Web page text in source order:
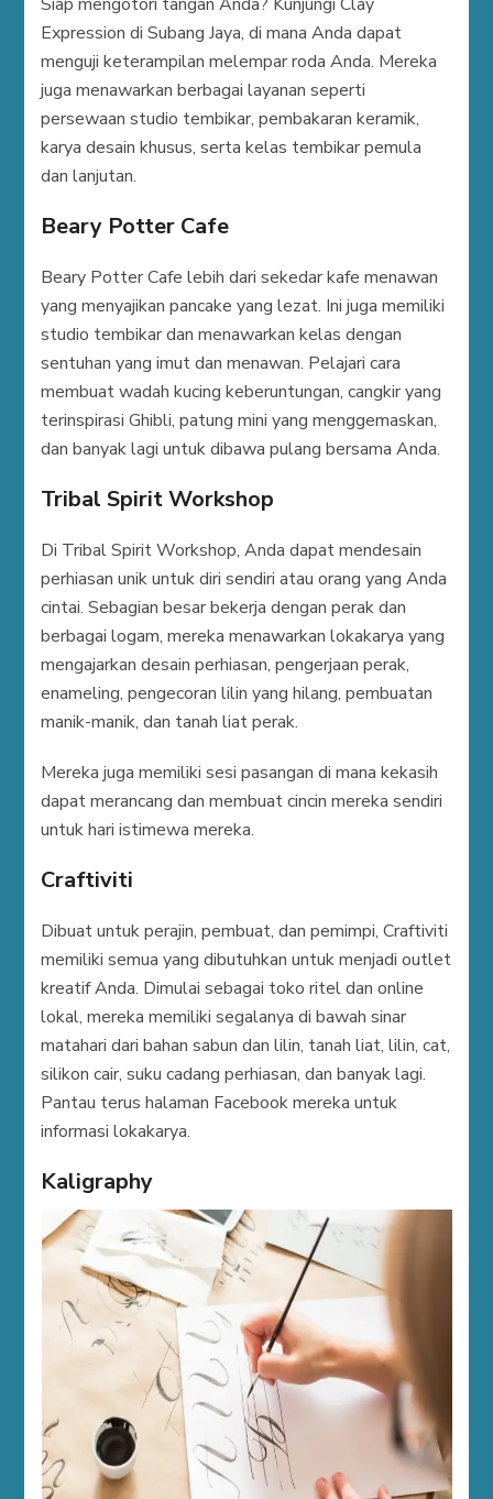
Expression di Subang Jaya, di mana Anda dapat
menguji keterampilan melempar roda Anda. Mereka
juga menawarkan berbagai layanan seperti
persewaan studio tembikar, pembakaran keramik,
karya desain khusus, serta kelas tembikar pemula
dan lanjutan.
Beary Potter Cafe
Beary Potter Cafe lebih dari sekedar kafe menawan
yang menyajikan pancake yang lezat. Ini juga memiliki
studio tembikar dan menawarkan kelas dengan
sentuhan yang imut dan menawan. Pelajari cara
membuat wadah kucing keberuntungan, cangkir yang
terinspirasi Ghibli, patung mini yang menggemaskan,
dan banyak lagi untuk dibawa pulang bersama Anda.
Tribal Spirit Workshop
Di Tribal Spirit Workshop, Anda dapat mendesain
perhiasan unik untuk diri sendiri atau orang yang Anda
cintai. Sebagian besar bekerja dengan perak dan
berbagai logam, mereka menawarkan lokakarya yang
mengajarkan desain perhiasan, pengerjaan perak,
enameling, pengecoran lilin yang hilang, pembuatan
manik-manik, dan tanah liat perak.
Mereka juga memiliki sesi pasangan di mana kekasih
dapat merancang dan membuat cincin mereka sendiri
untuk hari istimewa mereka.
Craftiviti
Dibuat untuk perajin, pembuat, dan pemimpi, Craftiviti
memiliki semua yang dibutuhkan untuk menjadi outlet
kreatif Anda. Dimulai sebagai toko ritel dan online
lokal, mereka memiliki segalanya di bawah sinar
matahari dari bahan sabun dan lilin, tanah liat, lilin, cat,
silikon cair, suku cadang perhiasan, dan banyak lagi.
Pantau terus halaman Facebook mereka untuk
informasi lokakarya.
Kaligraphy